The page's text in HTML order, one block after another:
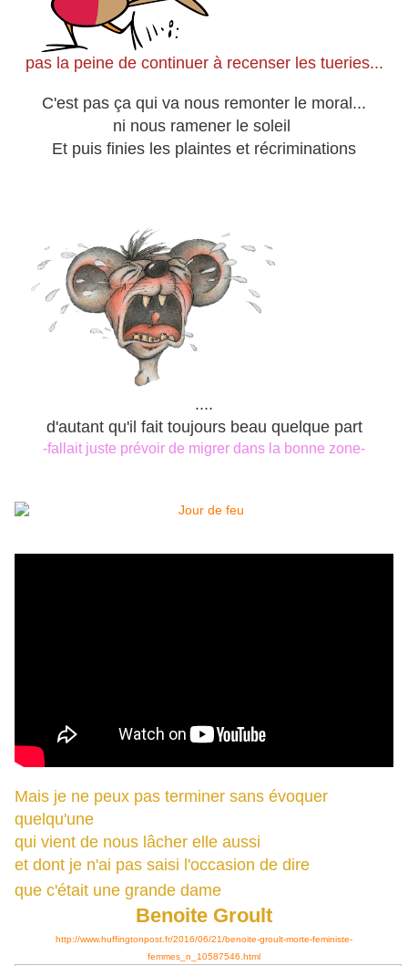
pas la peine de continuer à recenserles tueries...
C'est pas ça qui va nous remonter le moral...
ni nous ramener le soleil
Et puis finies les plaintes et récriminations
....
d'autant qu'il fait toujours beau quelque part
-fallait juste prévoir de migrer dans la bonne zone-
Mais je ne peux pas terminer sans évoquer
quelqu'une
qui vient de nous lâcher elle aussi
et dont je n'ai pas saisi l'occasion de dire
que c'était une grande dame
Benoite Groult
http://www.huffingtonpost.fr/2016/06/21/benoite-groult-morte-feministe-
femmes_n_10587546.html